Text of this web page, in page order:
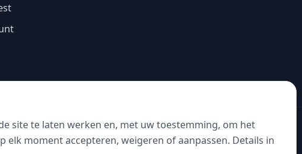
VOLG ONS
site te laten werken en, met uw toestemming, om het
elk moment accepteren, weigeren of aanpassen. Details in